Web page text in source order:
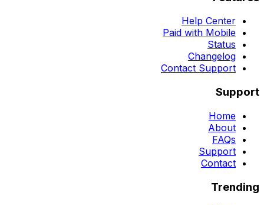
Help Center
Paid with Mobile
Status
Changelog
Contact Support
Support
Home
About
FAQs
Support
Contact
Trending